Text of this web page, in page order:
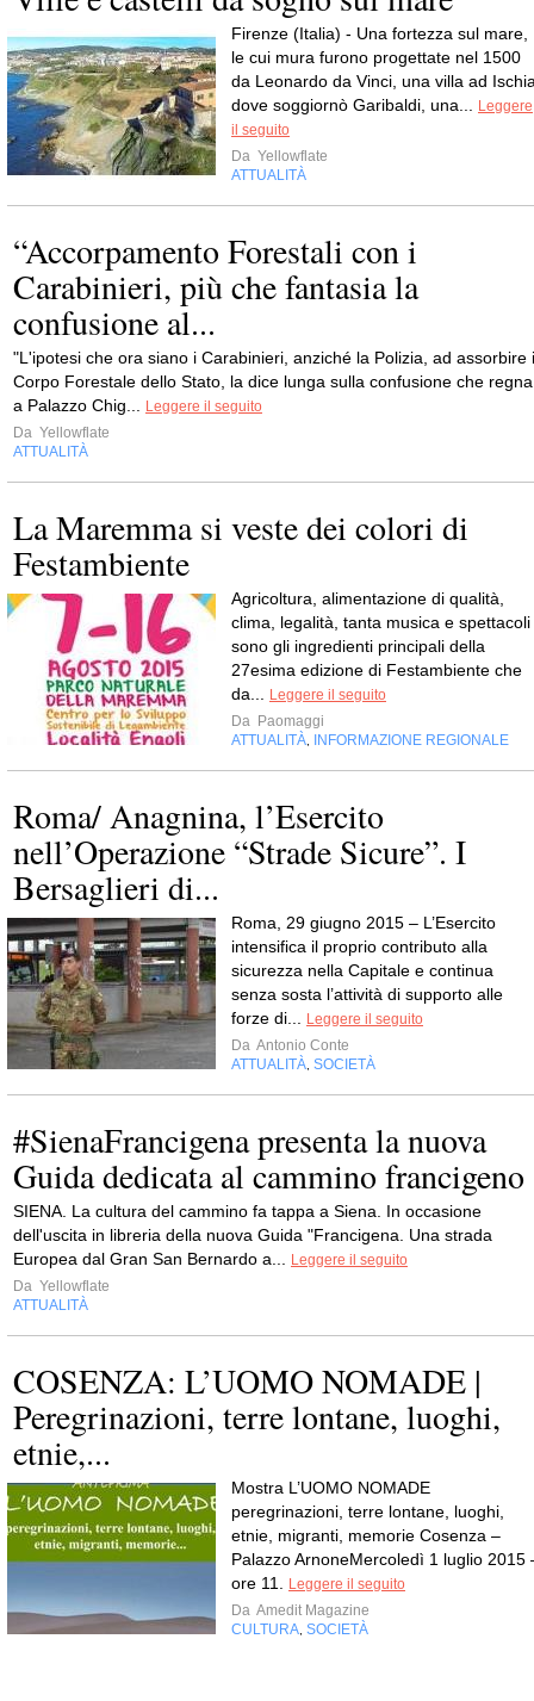
Firenze (Italia) - Una fortezza sul mare,
le cui mura furono progettate nel 1500
da Leonardo da Vinci, una villa ad
dove soggiornò Garibaldi, una...
Leggere
il seguito
Da Yellowflate
ATTUALITÀ
“Accorpamento Forestali con i
Carabinieri, più che fantasia la
confusione al...
"L'ipotesi che ora siano i Carabinieri, anziché la Polizia, ad assorbire
Corpo Forestale dello Stato, la dice lunga sulla confusione che regna
a Palazzo Chig...
Leggere il seguito
Da Yellowflate
ATTUALITÀ
La Maremma si veste dei colori di
Festambiente
Agricoltura, alimentazione di qualità,
clima, legalità, tanta musica e spettacoli
sono gli ingredienti principali della
27esima edizione di Festambiente che
da...
Leggere il seguito
Da Paomaggi
ATTUALITÀ
INFORMAZIONE REGIONALE
Roma/ Anagnina, l’Esercito
nell’Operazione “Strade Sicure”. I
Bersaglieri di...
Roma, 29 giugno 2015 – L’Esercito
intensifica il proprio contributo alla
sicurezza nella Capitale e continua
senza sosta l’attività di supporto alle
forze di...
Leggere il seguito
Da Antonio Conte
ATTUALITÀ SOCIETÀ
#SienaFrancigena presenta la nuova
Guida dedicata al cammino francigeno
SIENA. La cultura del cammino fa tappa a Siena. In occasione
dell'uscita in libreria della nuova Guida "Francigena. Una strada
Europea dal Gran San Bernardo a...
Leggere il seguito
Da Yellowflate
ATTUALITÀ
COSENZA: L’UOMO NOMADE |
Peregrinazioni, terre lontane, luoghi,
etnie,...
Mostra L’UOMO NOMADE
peregrinazioni, terre lontane, luoghi,
etnie, migranti, memorie Cosenza –
Palazzo ArnoneMercoledì 1 luglio 2015
ore 11.
Leggere il seguito
Da Amedit Magazine
CULTURA SOCIETÀ